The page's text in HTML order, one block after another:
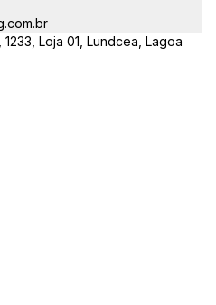
Loja 01, Lundcea, Lagoa